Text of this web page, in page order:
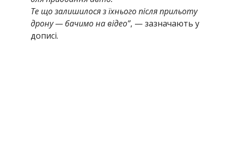
Те що залишилося з їхнього після прильоту
дрону — бачимо на відео”, — зазначають у
дописі.